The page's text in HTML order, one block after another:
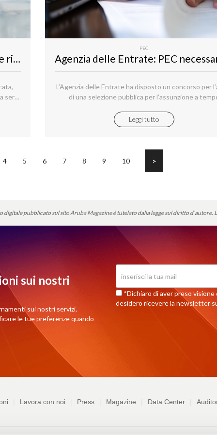
Notifiche PEC: guida agli avvisi e alle ricevute
serie
PEC
L’Agenzia delle Entrate ha disposto un concorso per
di una selezione pubblica per l’assunzione a
funzionari, famiglia professionale funzionario
tributario per attività di controlli fiscali e servizi
Leggi tutto
4 5 6 7 8 9 10 >
digitale pubblicato sul sito Aruba Magazine è tutelato dalla legge sul diritto d’autore.
sui nostri
sui nostri servizi,
le tue preferenze quando
*Dichiaro di aver preso visione
desidero ricevere la newsletter
Lavora con noi Press Magazine Data Center